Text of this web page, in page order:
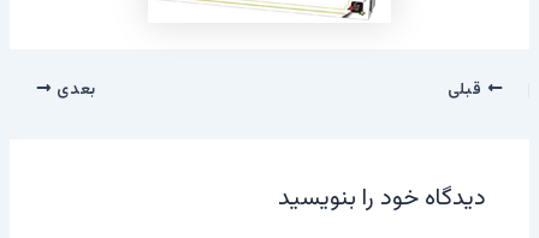
قبلی بعدی
دیدگاه‌ خود را بنویسید